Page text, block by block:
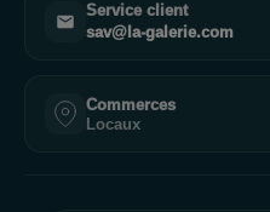
Service client
sav@la-galerie.com
Commerces
Locaux